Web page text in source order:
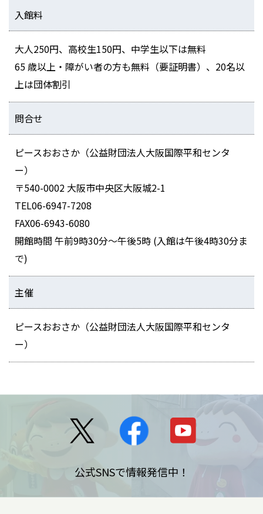
入館料
大人250円、高校生150円、中学生以下は無料
65 歳以上・障がい者の方も無料（要証明書）、20名以
上は団体割引
問合せ
ピースおおさか（公益財団法人大阪国際平和センタ
ー）
〒540-0002 大阪市中央区大阪城2-1
TEL06-6947-7208
FAX06-6943-6080
開館時間 午前9時30分～午後5時 (入館は午後4時30分ま
で)
主催
ピースおおさか（公益財団法人大阪国際平和センタ
ー）
公式SNSで情報発信中！